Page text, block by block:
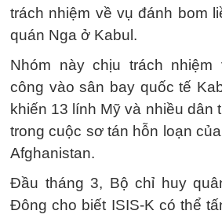
trách nhiệm về vụ đánh bom
quán Nga ở Kabul.
Nhóm này chịu trách
công vào sân bay quốc tế
khiến 13 lính Mỹ và nhiều dân
trong cuộc sơ tán hỗn loạn
Afghanistan.
Đầu tháng 3, Bộ chỉ huy
Đông cho biết ISIS-K có thể